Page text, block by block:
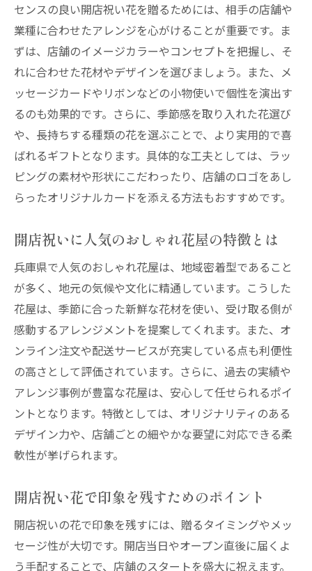
センスの良い開店祝い花を贈るためには、相手の店舗や
業種に合わせたアレンジを心がけることが重要です。ま
ずは、店舗のイメージカラーやコンセプトを把握し、そ
れに合わせた花材やデザインを選びましょう。また、メ
ッセージカードやリボンなどの小物使いで個性を演出す
るのも効果的です。さらに、季節感を取り入れた花選び
や、長持ちする種類の花を選ぶことで、より実用的で喜
ばれるギフトとなります。具体的な工夫としては、ラッ
ピングの素材や形状にこだわったり、店舗のロゴをあし
らったオリジナルカードを添える方法もおすすめです。
開店祝いに人気のおしゃれ花屋の特徴とは
兵庫県で人気のおしゃれ花屋は、地域密着型であること
が多く、地元の気候や文化に精通しています。こうした
花屋は、季節に合った新鮮な花材を使い、受け取る側が
感動するアレンジメントを提案してくれます。また、オ
ンライン注文や配送サービスが充実している点も利便性
の高さとして評価されています。さらに、過去の実績や
アレンジ事例が豊富な花屋は、安心して任せられるポイ
ントとなります。特徴としては、オリジナリティのある
デザイン力や、店舗ごとの細やかな要望に対応できる柔
軟性が挙げられます。
開店祝い花で印象を残すためのポイント
開店祝いの花で印象を残すには、贈るタイミングやメッ
セージ性が大切です。開店当日やオープン直後に届くよ
う手配することで、店舗のスタートを盛大に祝えます。